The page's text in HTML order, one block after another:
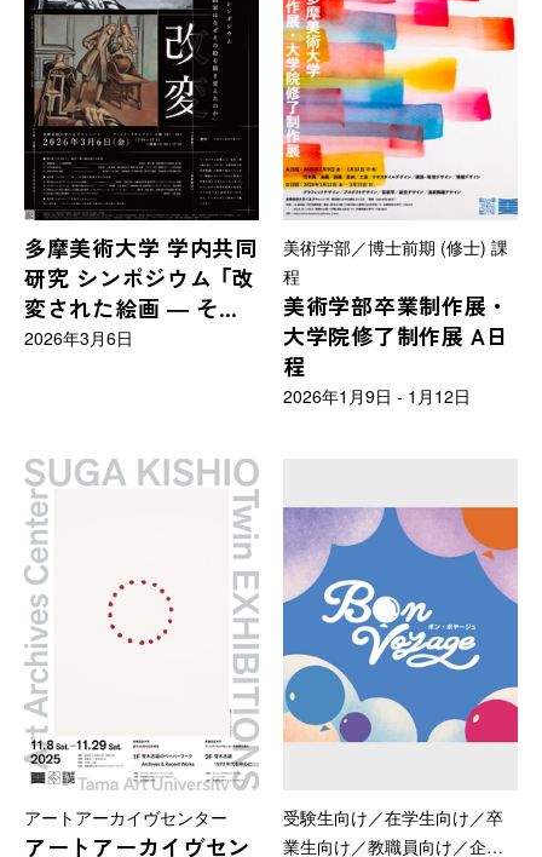
多摩美術大学 学内共同
研究 シンポジウム 「改
変された絵画 ― その
時画家はなぜその絵を
2026年3月6日
美術学部／博士前期 (修士) 課
程
美術学部卒業制作展・
大学院修了制作展 A日
程
2026年1月9日 - 1月12日
アートアーカイヴセンター
アートアーカイヴセン
受験生向け／在学生向け／卒
業生向け／教職員向け／企業